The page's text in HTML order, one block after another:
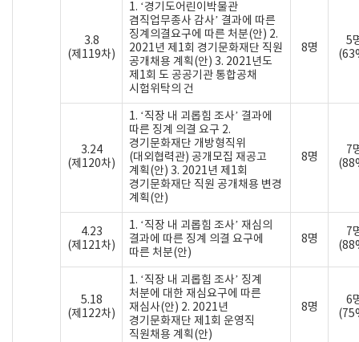
3.8
(제119차)
1. ‘경기도어린이박물관
겸직업무종사 감사’ 결과에 따른
징계의결요구에 따른 처분(안) 2.
2021년 제1회 경기문화재단 직원
공개채용 계획(안) 3. 2021년도
제1회 도 공공기관 통합공채
시험위탁의 건
8명
5
3.24
(제120차)
1. ‘직장 내 괴롭힘 조사’ 결과에
따른 징계 의결 요구 2.
경기문화재단 개방형직위
(대외협력관) 공개모집 재공고
계획(안) 3. 2021년 제1회
경기문화재단 직원 공개채용 변경
계획(안)
8명
7
4.23
(제121차)
1. ‘직장 내 괴롭힘 조사’ 재심의
결과에 따른 징계 의결 요구에
따른 처분(안)
8명
7
5.18
(제122차)
1. ‘직장 내 괴롭힘 조사’ 징계
처분에 대한 재심요구에 따른
재심사(안) 2. 2021년
경기문화재단 제1회 운영직
직원채용 계획(안)
8명
6